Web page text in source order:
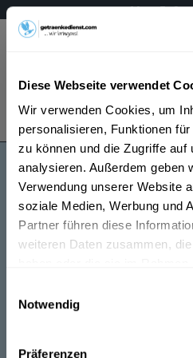
Diese Webseite verwendet
Wir verwenden Cookies, um
personalisieren, Funktionen
zu können und die Zugriffe auf
analysieren. Außerdem geben
Verwendung unserer Website
soziale Medien, Werbung und
Partner führen diese
weiteren Daten zusammen,
Notwendig
Präferenzen
Mo – Fr 9 –
Menü
Braustolz
Braustolz wird in den